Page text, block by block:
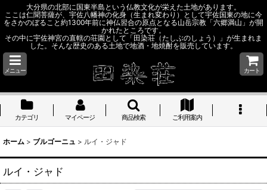
大分県の北部に国東半島という仏教文化が栄えた土地があります。
ここは仁聞菩薩が、宇佐八幡神の化身（生まれ変わり）として宇佐国東の地に今
をさかのぼること約1300年前に神仏習合の原点となる山岳宗教「六郷満山」が開
かれたところです。
その中に宇佐神宮の直轄の荘園として「田染荘（たしぶのしょう）」が生まれま
した。そんな歴史のある土地で地酒・地焼酎を販売しています。
メニュー カート
カテゴリ マイページ 商品検索 ご利用案内
ホーム > ブルゴーニュ > ルイ・ジャド
ルイ・ジャド